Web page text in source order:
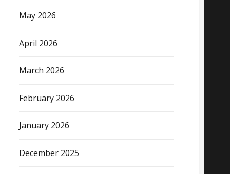
May 2026
April 2026
March 2026
February 2026
January 2026
December 2025